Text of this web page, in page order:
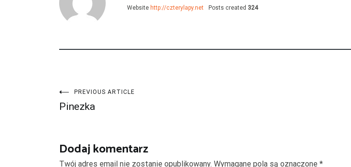
Website http://czterylapy.net Posts created 324
Nawigacja
PREVIOUS ARTICLE
Pinezka
Dodaj komentarz
Twój adres email nie zostanie opublikowany. Wymagane pola są oznaczone *